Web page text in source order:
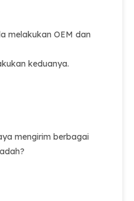
melakukan OEM dan
keduanya.
mengirim berbagai